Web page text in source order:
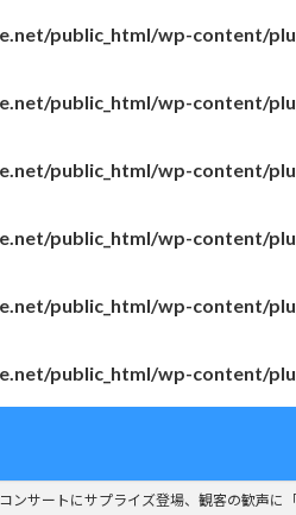
public_html/wp-content/
public_html/wp-content/
public_html/wp-content/
public_html/wp-content/
public_html/wp-content/
public_html/wp-content/
サートにサプライズ登場、観客の歓声に